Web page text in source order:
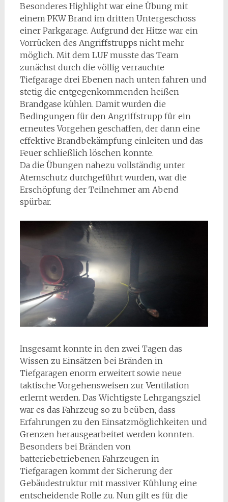
Besonderes Highlight war eine Übung mit
einem PKW Brand im dritten Untergeschoss
einer Parkgarage. Aufgrund der Hitze war ein
Vorrücken des Angriffstrupps nicht mehr
möglich. Mit dem LUF musste das Team
zunächst durch die völlig verrauchte
Tiefgarage drei Ebenen nach unten fahren und
stetig die entgegenkommenden heißen
Brandgase kühlen. Damit wurden die
Bedingungen für den Angriffstrupp für ein
erneutes Vorgehen geschaffen, der dann eine
effektive Brandbekämpfung einleiten und das
Feuer schließlich löschen konnte.
Da die Übungen nahezu vollständig unter
Atemschutz durchgeführt wurden, war die
Erschöpfung der Teilnehmer am Abend
spürbar.
Insgesamt konnte in den zwei Tagen das
Wissen zu Einsätzen bei Bränden in
Tiefgaragen enorm erweitert sowie neue
taktische Vorgehensweisen zur Ventilation
erlernt werden. Das Wichtigste Lehrgangsziel
war es das Fahrzeug so zu beüben, dass
Erfahrungen zu den Einsatzmöglichkeiten und
Grenzen herausgearbeitet werden konnten.
Besonders bei Bränden von
batteriebetriebenen Fahrzeugen in
Tiefgaragen kommt der Sicherung der
Gebäudestruktur mit massiver Kühlung eine
entscheidende Rolle zu. Nun gilt es für die